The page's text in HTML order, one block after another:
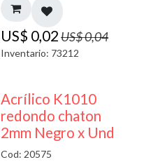
US$ 0,02US$0,04
Inventario: 73212
50% DESCUENTO
Acrílico K1010
redondo chaton
2mm Negro x Und
Cod: 20575